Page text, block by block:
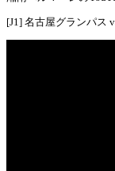
[J1] 名古屋グランパス